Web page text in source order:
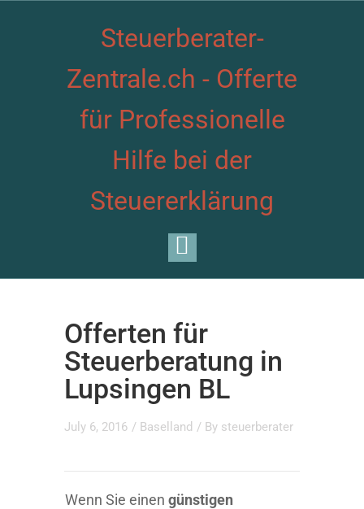
Steuerberater-
Zentrale.ch - Offerte
für Professionelle
Hilfe bei der
Steuererklärung
Offerten für
Steuerberatung in
Lupsingen BL
July 6, 2016 / Baselland / By steuerberater
Wenn Sie einen günstigen